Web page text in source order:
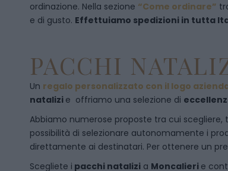
ordinazione. Nella sezione “Come ordinare”
e di gusto. Effettuiamo spedizioni in tutta
PACCHI
Un regalo personalizzato con il logo
natalizi e offriamo una selezione di
Abbiamo numerose proposte tra cui scegliere,
possibilità di selezionare autonomamente i
direttamente ai destinatari. Per ottenere un
Scegliete i pacchi natalizi a Moncalieri e